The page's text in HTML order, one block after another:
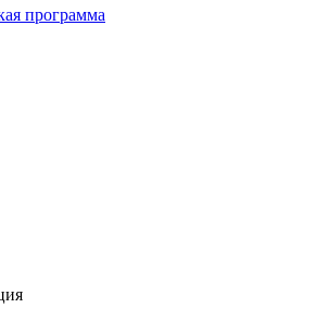
программа